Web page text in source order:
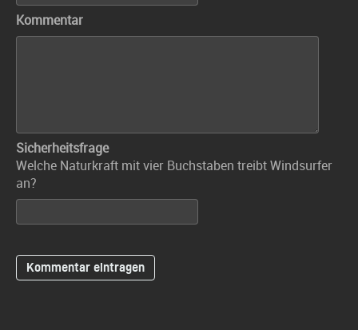
Kommentar
Sicherheitsfrage
Welche Naturkraft mit vier Buchstaben treibt Windsurfer
an?